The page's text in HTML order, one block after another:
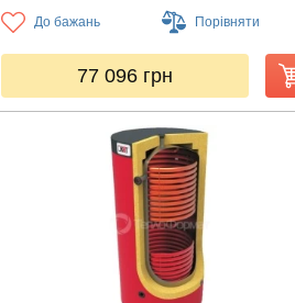
До бажань Порівняти
77 096 грн